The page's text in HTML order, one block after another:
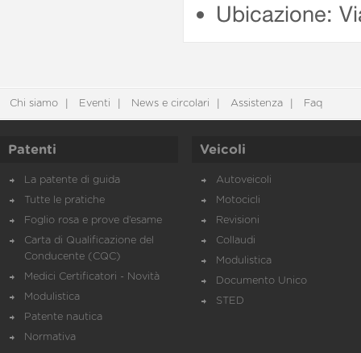
Ubicazione:
Chi siamo Eventi News e circolari Assistenza Faq
Patenti
La patente di guida
Tutte le pratiche
Foglio rosa e prove d’esame
Carta di Qualificazione del
Conducente (CQC)
Medici Certificatori - Novità
Modulistica
Patente nautica
Normativa
Veicoli
Autoveicoli
Motocicli
Revisioni
Collaudi
Modulistica
Documento Unico
STED